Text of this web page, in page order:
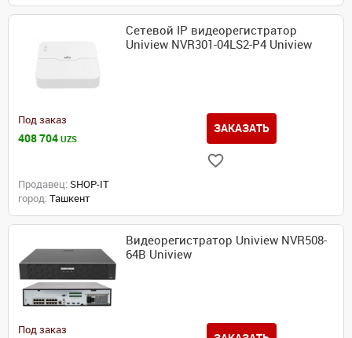
Сетевой IP видеорегистратор
Uniview NVR301-04LS2-P4 Uniview
Под заказ
408 704 UZS
ЗАКАЗАТЬ
Продавец: SHOP-IT
город: Ташкент
Видеорегистратор Uniview NVR508-
64B Uniview
Под заказ